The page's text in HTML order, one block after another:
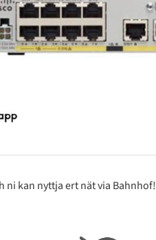
ni kan nyttja ert nät via Bahnhof!